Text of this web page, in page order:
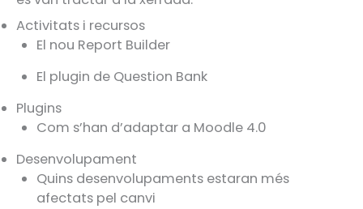
Activitats i recursos
El nou Report Builder
El plugin de Question Bank
Plugins
Com s’han d’adaptar a Moodle 4.0
Desenvolupament
Quins desenvolupaments estaran més
afectats pel canvi